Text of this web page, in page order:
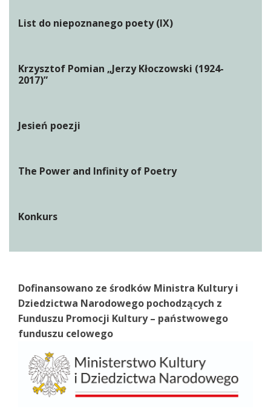
List do niepoznanego poety (IX)
Krzysztof Pomian „Jerzy Kłoczowski (1924-
2017)”
Jesień poezji
The Power and Infinity of Poetry
Konkurs
Dofinansowano ze środków Ministra Kultury i
Dziedzictwa Narodowego pochodzących z
Funduszu Promocji Kultury – państwowego
funduszu celowego